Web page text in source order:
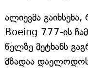
ალიევმა
Boeing 777-ის
წელზე მეტხანს
მზადაა დაელოდოს